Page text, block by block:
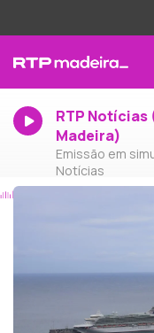
RTP Notícias
Madeira)
Emissão em
Notícias